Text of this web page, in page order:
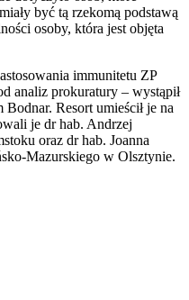
być tą rzekomą podstawą
osoby, która jest objęta
immunitetu ZP
analiz prokuratury – wystąpił
Resort umieścił je na
je dr hab. Andrzej
oraz dr hab. Joanna
Mazurskiego w Olsztynie.